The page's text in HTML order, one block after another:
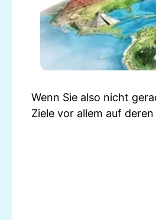
Wenn Sie also nicht
Ziele vor allem auf